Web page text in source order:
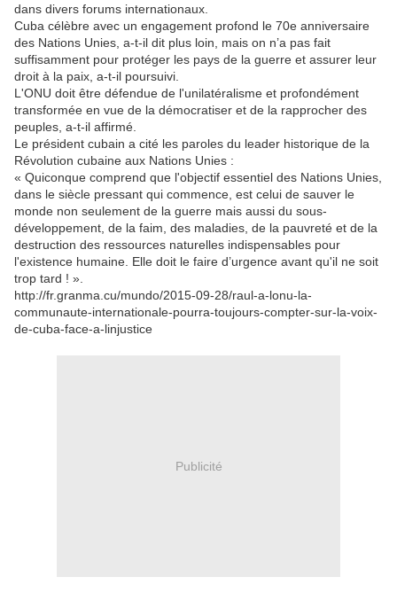
dans divers forums internationaux.
Cuba célèbre avec un engagement profond le 70e anniversaire
des Nations Unies, a-t-il dit plus loin, mais on n’a pas fait
suffisamment pour protéger les pays de la guerre et assurer leur
droit à la paix, a-t-il poursuivi.
L'ONU doit être défendue de l'unilatéralisme et profondément
transformée en vue de la démocratiser et de la rapprocher des
peuples, a-t-il affirmé.
Le président cubain a cité les paroles du leader historique de la
Révolution cubaine aux Nations Unies :
« Quiconque comprend que l'objectif essentiel des Nations Unies,
dans le siècle pressant qui commence, est celui de sauver le
monde non seulement de la guerre mais aussi du sous-
développement, de la faim, des maladies, de la pauvreté et de la
destruction des ressources naturelles indispensables pour
l'existence humaine. Elle doit le faire d’urgence avant qu'il ne soit
trop tard ! ».
http://fr.granma.cu/mundo/2015-09-28/raul-a-lonu-la-
communaute-internationale-pourra-toujours-compter-sur-la-voix-
de-cuba-face-a-linjustice
Publicité